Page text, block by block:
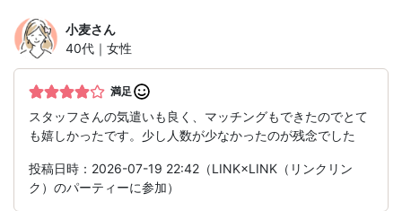
小麦さん
40代｜女性
満足
スタッフさんの気遣いも良く、マッチングもできたのでとて
も嬉しかったです。少し人数が少なかったのが残念でした
投稿日時：2026-07-19 22:42（LINK×LINK（リンクリン
ク）のパーティーに参加）